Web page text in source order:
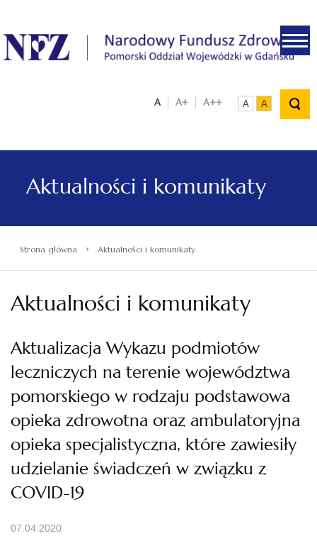
.
A A+ A++ A A
Aktualności i komunikaty
Strona główna › Aktualności i komunikaty
Aktualności i komunikaty
Aktualizacja Wykazu podmiotów
leczniczych na terenie województwa
pomorskiego w rodzaju podstawowa
opieka zdrowotna oraz ambulatoryjna
opieka specjalistyczna, które zawiesiły
udzielanie świadczeń w związku z
COVID-19
07.04.2020